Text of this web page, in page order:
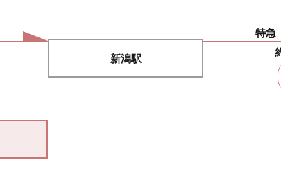
新潟駅
特急